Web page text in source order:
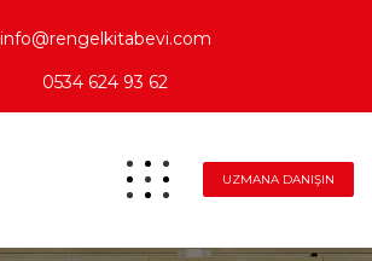
info@rengelkitabevi.com
0534 624 93 62
UZMANA DANIŞIN